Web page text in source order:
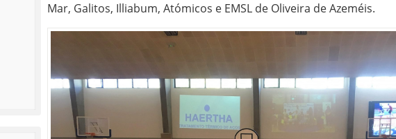
Mar, Galitos, Illiabum, Atómicos e EMSL de Oliveira de Azeméis.